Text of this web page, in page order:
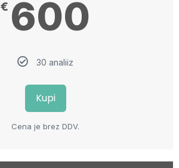
€ 600
30 analiiz
Kupi
Cena je brez DDV.